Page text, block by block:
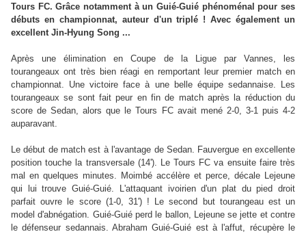
Tours FC. Grâce notamment à un Guié-Guié phénoménal pour ses
débuts en championnat, auteur d'un triplé ! Avec également un
excellent Jin-Hyung Song ...
Après une élimination en Coupe de la Ligue par Vannes, les
tourangeaux ont très bien réagi en remportant leur premier match en
championnat. Une victoire face à une belle équipe sedannaise. Les
tourangeaux se sont fait peur en fin de match après la réduction du
score de Sedan, alors que le Tours FC avait mené 2-0, 3-1 puis 4-2
auparavant.
Le début de match est à l'avantage de Sedan. Fauvergue en excellente
position touche la transversale (14'). Le Tours FC va ensuite faire très
mal en quelques minutes. Moimbé accélère et perce, décale Lejeune
qui lui trouve Guié-Guié. L'attaquant ivoirien d'un plat du pied droit
parfait ouvre le score (1-0, 31') ! Le second but tourangeau est un
model d'abnégation. Guié-Guié perd le ballon, Lejeune se jette et contre
le défenseur sedannais. Abraham Guié-Guié est à l'affut, récupère le